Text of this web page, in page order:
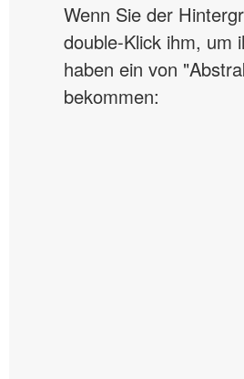
Wenn Sie der
double-Klick ihm, um
haben ein von
bekommen: